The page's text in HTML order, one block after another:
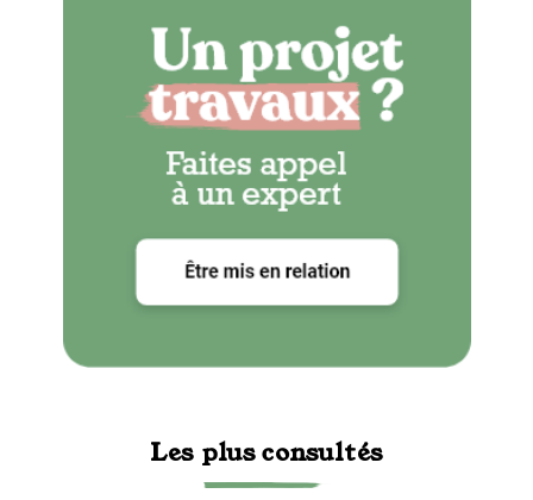
Les plus consultés